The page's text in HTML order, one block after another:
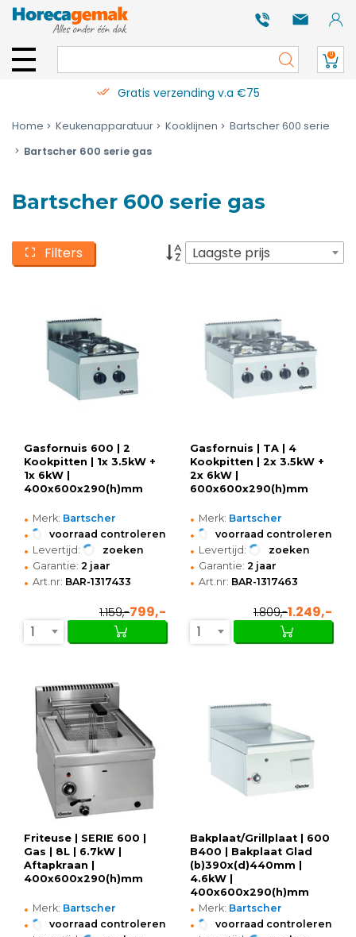
0
Gratis verzending v.a €75
Home Keukenapparatuur Kooklijnen
Bartscher 600 serie
Bartscher 600 serie gas
Bartscher 600 serie gas
Filters Laagste prijs
Gasfornuis 600 | 2
Kookpitten | 1x 3.5kW +
1x 6kW |
400x600x290(h)mm
• Merk: Bartscher
• voorraad controleren
• Levertijd: zoeken
• Garantie: 2 jaar
• Art.nr: BAR-1317433
1.159,-799,-
1
Gasfornuis | TA | 4
Kookpitten | 2x 3.5kW +
2x 6kW |
600x600x290(h)mm
• Merk: Bartscher
• voorraad controleren
• Levertijd: zoeken
• Garantie: 2 jaar
• Art.nr: BAR-1317463
1.809,-1.249,-
1
Friteuse | SERIE 600 |
Gas | 8L | 6.7kW |
Aftapkraan |
400x600x290(h)mm
• Merk: Bartscher
• voorraad controleren
Bakplaat/Grillplaat | 600
B400 | Bakplaat Glad
(b)390x(d)440mm |
4.6kW |
400x600x290(h)mm
• Merk: Bartscher
• voorraad controleren